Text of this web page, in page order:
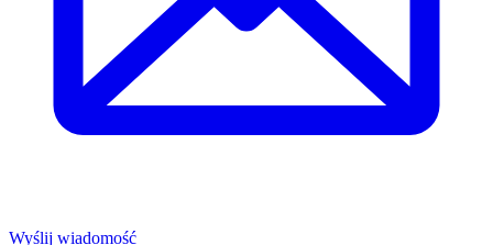
Wyślij wiadomość